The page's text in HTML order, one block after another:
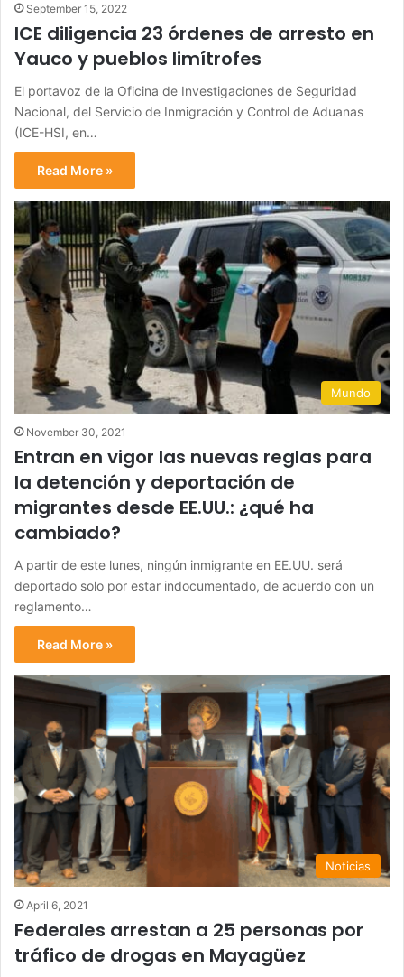
September 15, 2022
ICE diligencia 23 órdenes de arresto en
Yauco y pueblos limítrofes
El portavoz de la Oficina de Investigaciones de Seguridad
Nacional, del Servicio de Inmigración y Control de Aduanas
(ICE-HSI, en…
Read More »
Mundo
November 30, 2021
Entran en vigor las nuevas reglas para
la detención y deportación de
migrantes desde EE.UU.: ¿qué ha
cambiado?
A partir de este lunes, ningún inmigrante en EE.UU. será
deportado solo por estar indocumentado, de acuerdo con un
reglamento…
Read More »
Noticias
April 6, 2021
Federales arrestan a 25 personas por
tráfico de drogas en Mayagüez